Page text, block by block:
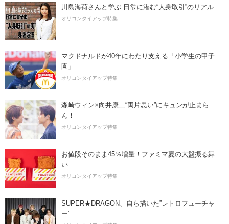
川島海荷さんと学ぶ 日常に潜む“人身取引”のリアル
オリコンタイアップ特集
マクドナルドが40年にわたり支える「小学生の甲子
園」
オリコンタイアップ特集
森崎ウィン×向井康二“両片思い”にキュンが止まら
ん！
オリコンタイアップ特集
お値段そのまま45％増量！ファミマ夏の大盤振る舞
い
オリコンタイアップ特集
SUPER★DRAGON、自ら描いた”レトロフューチャ
ー”